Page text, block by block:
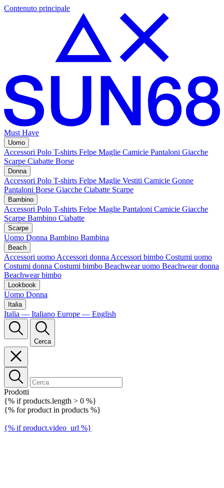
Contenuto principale
Must Have
Uomo
Accessori Polo T-shirts Felpe Maglie Camicie Pantaloni Giacche
Scarpe Ciabatte Borse
Donna
Accessori Polo T-shirts Felpe Maglie Vestiti Camicie Gonne
Pantaloni Borse Giacche Ciabatte Scarpe
Bambino
Accessori Polo T-shirts Felpe Maglie Pantaloni Camicie Giacche
Scarpe Bambino Ciabatte
Scarpe
Uomo Donna Bambino Bambina
Beach
Accessori uomo Accessori donna Accessori bimbo Costumi uomo
Costumi donna Costumi bimbo Beachwear uomo Beachwear donna
Beachwear bimbo
Lookbook
Uomo Donna
Italia
Italia — Italiano Europe — English
Cerca
Prodotti
{% if products.length > 0 %}
{% for product in products %}
{% if product.video_url %}